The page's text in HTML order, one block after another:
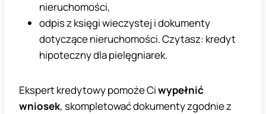
nieruchomości,
odpis z księgi wieczystej i dokumenty
dotyczące nieruchomości. Czytasz: kredyt
hipoteczny dla pielęgniarek.
Ekspert kredytowy pomoże Ciwypełnić
wniosek, skompletować dokumenty zgodnie z